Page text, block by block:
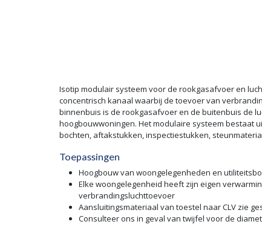
Isotip modulair systeem voor de rookgasafvoer en
concentrisch kanaal waarbij de toevoer van
binnenbuis is de rookgasafvoer en de buitenbuis de
hoogbouwwoningen. Het modulaire systeem bestaat
bochten, aftakstukken, inspectiestukken,
Toepassingen
Hoogbouw van woongelegenheden en
Elke woongelegenheid heeft zijn eigen
verbrandingsluchttoevoer
Aansluitingsmateriaal van toestel naar CLV zie
Consulteer ons in geval van twijfel voor de